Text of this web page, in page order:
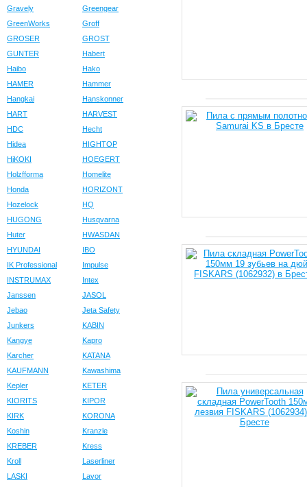
Gravely
Greengear
GreenWorks
Groff
GROSER
GROST
GUNTER
Habert
Haibo
Hako
HAMER
Hammer
Hangkai
Hanskonner
HART
HARVEST
HDC
Hecht
Hidea
HIGHTOP
HiKOKI
HOEGERT
Holzfforma
Homelite
Honda
HORIZONT
Hozelock
HQ
HUGONG
Husqvarna
Huter
HWASDAN
HYUNDAI
IBO
IK Professional
Impulse
INSTRUMAX
Intex
Janssen
JASOL
Jebao
Jeta Safety
Junkers
KABIN
Kangye
Kapro
Karcher
KATANA
KAUFMANN
Kawashima
Kepler
KETER
KIORITS
KIPOR
KIRK
KORONA
Koshin
Kranzle
KREBER
Kress
Kroll
Laserliner
LASKI
Lavor